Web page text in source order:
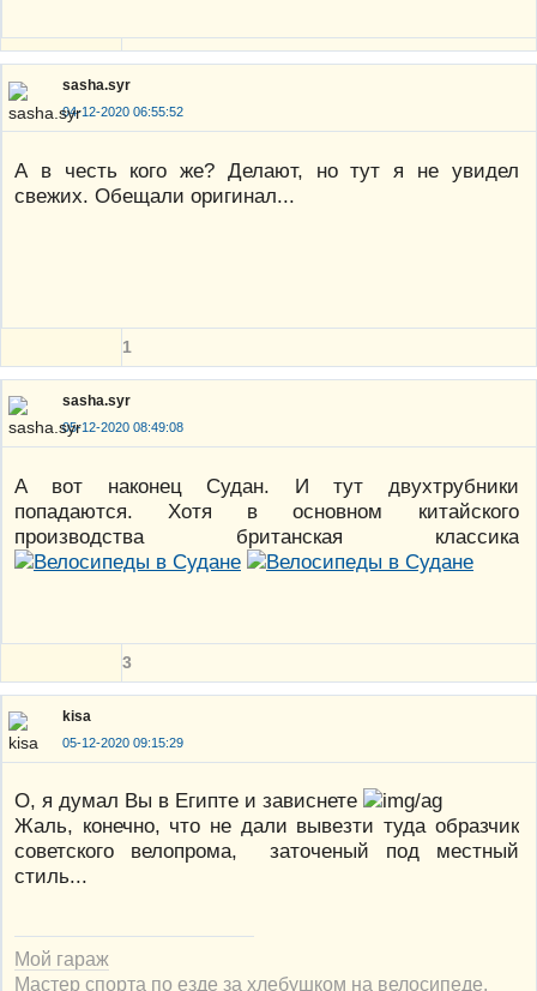
sasha.syr
04-12-2020 06:55:52
А в честь кого же? Делают, но тут я не увидел
свежих. Обещали оригинал...
1
sasha.syr
05-12-2020 08:49:08
А вот наконец Судан. И тут двухтрубники
попадаются. Хотя в основном китайского
производства британская классика
3
kisa
05-12-2020 09:15:29
О, я думал Вы в Египте и зависнете
Жаль, конечно, что не дали вывезти туда образчик
советского велопрома, заточеный под местный
стиль...
Мой гараж
Мастер спорта по езде за хлебушком на велосипеде.